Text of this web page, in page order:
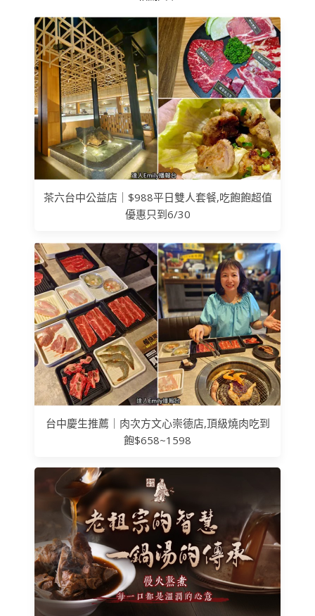
茶六台中公益店｜$988平日雙人套餐,吃飽飽超值
優惠只到6/30
台中慶生推薦｜肉次方文心崇德店,頂級燒肉吃到
飽$658~1598